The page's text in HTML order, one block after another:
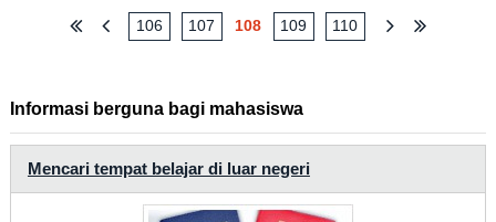
106 107 108 109 110
Informasi berguna bagi mahasiswa
Mencari tempat belajar di luar negeri